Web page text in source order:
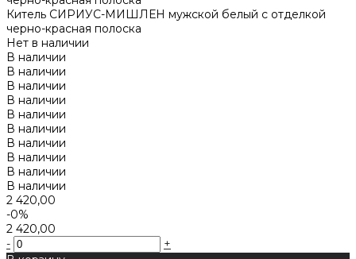
Китель СИРИУС-МИШЛЕН мужской белый с отделкой
черно-красная полоска
Нет в наличии
В наличии
В наличии
В наличии
В наличии
В наличии
В наличии
В наличии
В наличии
В наличии
В наличии
2 420,00
-0%
2 420,00
-
+